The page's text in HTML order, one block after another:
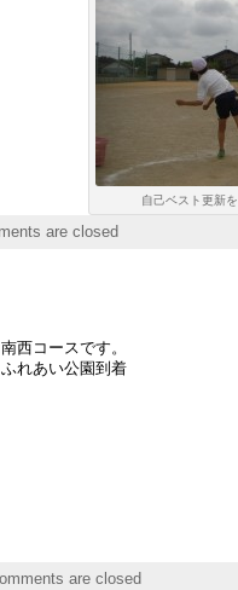
自己ベスト更新
are closed
南西コースです。
ふれあい公園到着
are closed